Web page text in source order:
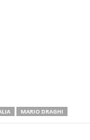
MARIO DRAGHI